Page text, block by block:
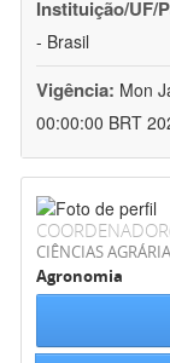
Instituição/UF/
- Brasil
Vigência: Mon
00:00:00 BRT
CIÊNCIAS
Agronomia